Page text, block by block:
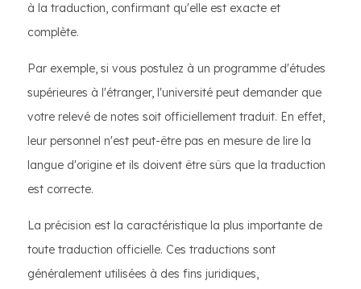
à la traduction, confirmant qu'elle est exacte et
complète.
Par exemple, si vous postulez à un programme d'études
supérieures à l'étranger, l'université peut demander que
votre relevé de notes soit officiellement traduit. En effet,
leur personnel n'est peut-être pas en mesure de lire la
langue d'origine et ils doivent être sûrs que la traduction
est correcte.
La précision est la caractéristique la plus importante de
toute traduction officielle. Ces traductions sont
généralement utilisées à des fins juridiques,